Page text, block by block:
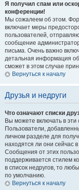
Я получил спам или
конференции!
Мы сожалеем об этом.
включает меры
пользователей,
сообщение
письма. Очень важно
детальная информация
сможет в этом случае
Вернуться к началу
Друзья и недруги
Что означают списки
Вы можете включать в эти
Пользователи,
личном разделе для
находятся ли они сейчас
Сообщения от этих
поддерживается стилем
в список недругов, то
по умолчанию.
Вернуться к началу